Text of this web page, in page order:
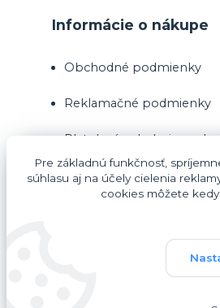
Informácie o nákupe
Obchodné podmienky
Reklamačné podmienky
Platobné a dodacie
Ako nakupovať
Pre základnú funkčnosť,
súhlasu aj na účely cielenia
cookies môžete